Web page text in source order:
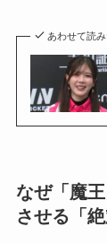
あわせて読
なぜ「魔
させる「